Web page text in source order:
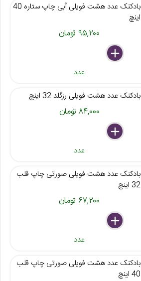
بادکنک عدد هشت فویلی آبی چاپ ستاره 40
اینچ
۹۵,۲۰۰ تومان
delete
remove
add
عدد
بادکنک عدد هشت فویلی رزگلد 32 اینچ
۸۴,۰۰۰ تومان
delete
remove
add
عدد
بادکنک عدد هشت فویلی صورتی چاپ قلب
32 اینچ
۶۷,۲۰۰ تومان
delete
remove
add
عدد
بادکنک عدد هشت فویلی صورتی چاپ قلب
40 اینچ